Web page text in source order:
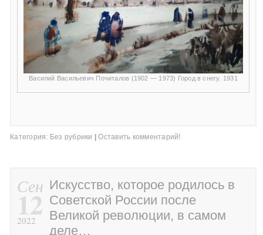
Василий Васильевич Почиталов (1902 — 1973) Город в снегу. 1931
Категория: Без рубрики Оставить комментарий!
Сен
12
2022
Искусство, которое родилось в
Советской России после
Великой революции, в самом
деле…